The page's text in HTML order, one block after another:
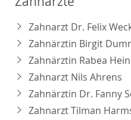
Zahnarzt Dr. Felix
Zahnärztin Birgit
Zahnärztin Rabea
Zahnarzt Nils Ahrens
Zahnärztin Dr. Fanny
Zahnarzt Tilman